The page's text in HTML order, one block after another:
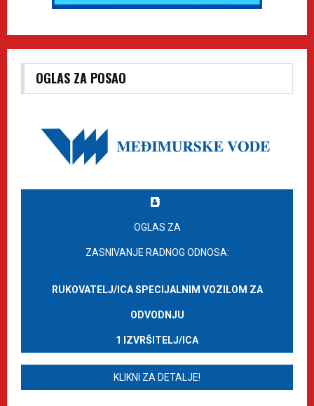
OGLAS ZA POSAO
OGLAS ZA
ZASNIVANJE RADNOG ODNOSA:
RUKOVATELJ/ICA SPECIJALNIM VOZILOM ZA
ODVODNJU
1 IZVRŠITELJ/ICA
KLIKNI ZA DETALJE!